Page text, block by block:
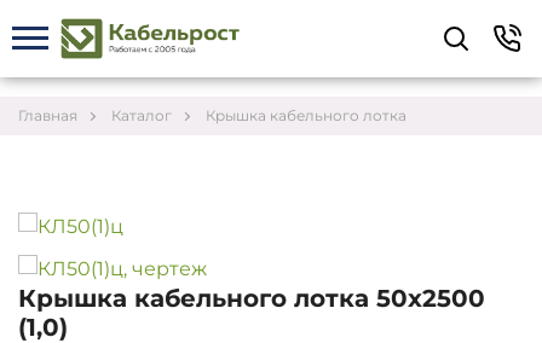
Главная Каталог Крышка кабельного лотка
Крышка кабельного лотка 50х2500
(1,0)
Укажите контакты для связи и требования к
заказу – предложим лучшие варианты по цене,
согласуем сроки и подберём доставку.